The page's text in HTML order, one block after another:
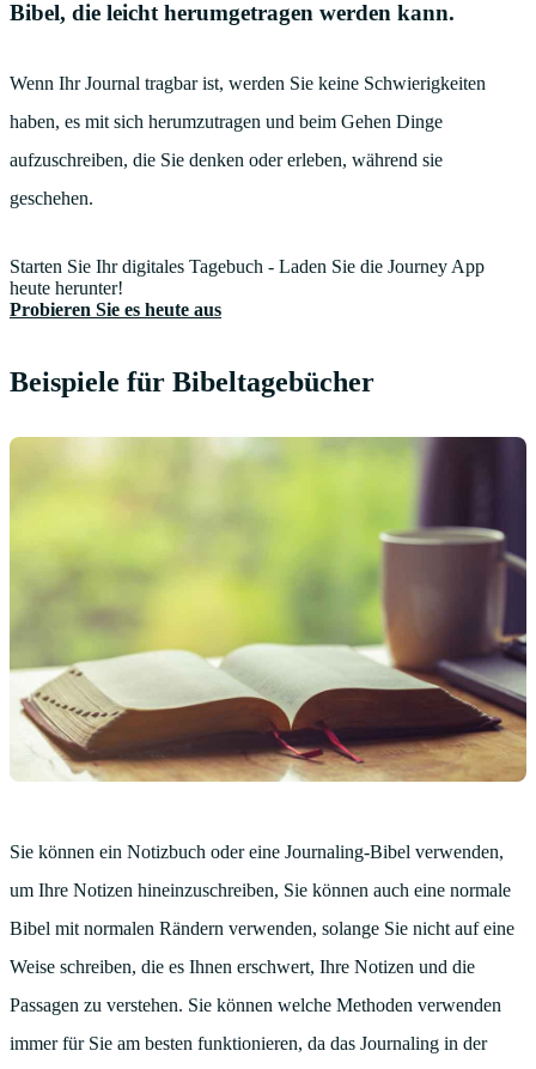
Bibel, die leicht herumgetragen werden kann.
Wenn Ihr Journal tragbar ist, werden Sie keine Schwierigkeiten
haben, es mit sich herumzutragen und beim Gehen Dinge
aufzuschreiben, die Sie denken oder erleben, während sie
geschehen.
Starten Sie Ihr digitales Tagebuch - Laden Sie die Journey App
heute herunter!
Probieren Sie es heute aus
Beispiele für Bibeltagebücher
Sie können ein Notizbuch oder eine Journaling-Bibel verwenden,
um Ihre Notizen hineinzuschreiben, Sie können auch eine normale
Bibel mit normalen Rändern verwenden, solange Sie nicht auf eine
Weise schreiben, die es Ihnen erschwert, Ihre Notizen und die
Passagen zu verstehen. Sie können welche Methoden verwenden
immer für Sie am besten funktionieren, da das Journaling in der